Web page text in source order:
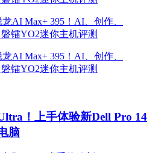
！上手体验新Dell Pro 14
脑